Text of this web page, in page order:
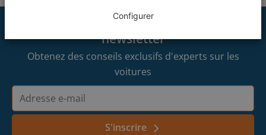
Nous confirmons vos informations
achter Toyota Garage Lievens)
Kortrijk
Gent-Oostakker
Abonnez-vous maintenant à notre
newsletter
Obtenez des conseils exclusifs d'experts sur les
voitures
mail
S'inscrire
Configurer